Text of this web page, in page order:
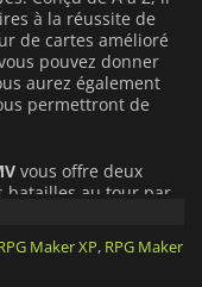
à la réussite de
de cartes amélioré
pouvez donner
aurez également
permettront de
vous offre deux
batailles au tour par
chaque situation,
plugins si vous le
leur souris ou
et des images
Maker XP, RPG Maker